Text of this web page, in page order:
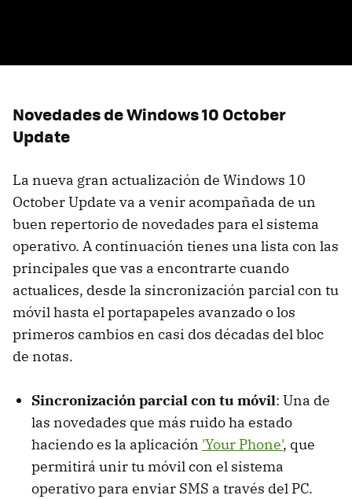
Novedades de Windows 10 October
Update
La nueva gran actualización de Windows 10
October Update va a venir acompañada de un
buen repertorio de novedades para el sistema
operativo. A continuación tienes una lista con las
principales que vas a encontrarte cuando
actualices, desde la sincronización parcial con tu
móvil hasta el portapapeles avanzado o los
primeros cambios en casi dos décadas del bloc
de notas.
Sincronización parcial con tu móvil: Una de
las novedades que más ruido ha estado
haciendo es la aplicación 'Your Phone', que
permitirá unir tu móvil con el sistema
operativo para enviar SMS a través del PC.